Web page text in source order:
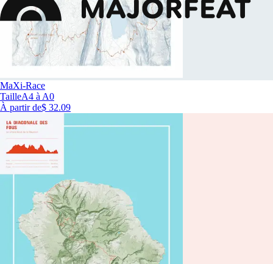
MaXi-Race
TailleA4 à A0
À partir de$ 32.09